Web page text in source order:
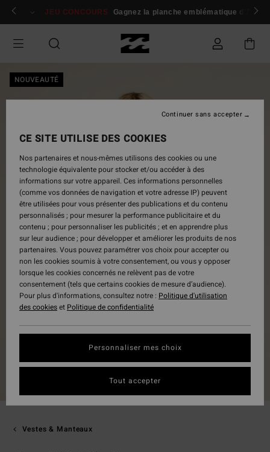
Passer
Se connecter / s'inscrire
JEU CONCOURS Gagnez la planche emblématique d'Andy
NOUVEAUTÉ
Vestes & Manteaux
CE SITE UTILISE DES COOKIES
Nos partenaires et nous-mêmes utilisons des cookies ou une
technologie équivalente pour stocker et/ou accéder à des
informations sur votre appareil. Ces informations personnelles
(comme vos données de navigation et votre adresse IP) peuvent
être utilisées pour vous présenter des publications et du contenu
personnalisés ; pour mesurer la performance publicitaire et du
contenu ; pour personnaliser les publicités ; et en apprendre plus
sur leur audience ; pour développer et améliorer les produits de nos
partenaires. Vous pouvez paramétrer vos choix pour accepter ou
non les cookies soumis à votre consentement, ou vous y opposer
lorsque les cookies concernés ne relèvent pas de votre
consentement (tels que certains cookies de mesure d’audience).
Pour plus d'informations, consultez notre : Politique d'utilisation
des cookieset Politique de confidentialité
Personnaliser mes choix
Continuer sans accepter
Tout accepter